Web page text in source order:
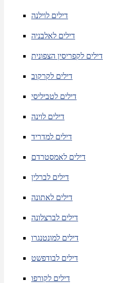
דילים לוילנה
דילים לאלבניה
דילים לקפריסין הצפונית
דילים לקרקוב
דילים לטביליסי
דילים לוינה
דילים למדריד
דילים לאמסטרדם
דילים לברלין
דילים לאתונה
דילים לברצלונה
דילים למונטנגרו
דילים לבודפשט
דילים לקורפו